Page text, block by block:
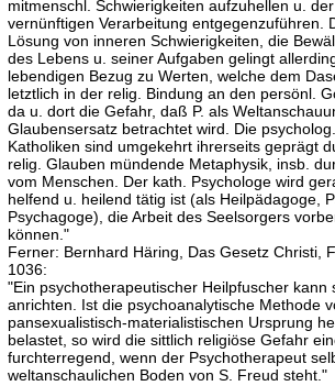
mitmenschl. Schwierigkeiten aufzuhellen u. der
vernünftigen Verarbeitung entgegenzuführen.
Lösung von inneren Schwierigkeiten, die
des Lebens u. seiner Aufgaben gelingt
lebendigen Bezug zu Werten, welche dem
letztlich in der relig. Bindung an den persönl.
da u. dort die Gefahr, daß P. als
Glaubensersatz betrachtet wird. Die
Katholiken sind umgekehrt ihrerseits geprägt
relig. Glauben mündende Metaphysik, insb.
vom Menschen. Der kath. Psychologe wird
helfend u. heilend tätig ist (als Heilpädagoge,
Psychagoge), die Arbeit des Seelsorgers
können."
Ferner: Bernhard Häring, Das Gesetz Christi,
1036:
"Ein psychotherapeutischer Heilpfuscher kann
anrichten. Ist die psychoanalytische Methode
pansexualistisch-materialistischen Ursprung
belastet, so wird die sittlich religiöse Gefahr
furchterregend, wenn der Psychotherapeut
weltanschaulichen Boden von S. Freud steht."